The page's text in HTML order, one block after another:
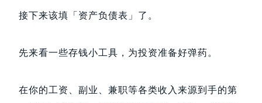
接下来该填「资产负债表」了。
先来看一些存钱小工具，为投资准备好弹药。
在你的工资、副业、兼职等各类收入来源到手的第